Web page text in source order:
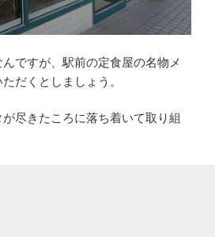
ですが、駅前の定食屋の名物メ
だくとしましょう。
尽きたころに落ち着いて取り組